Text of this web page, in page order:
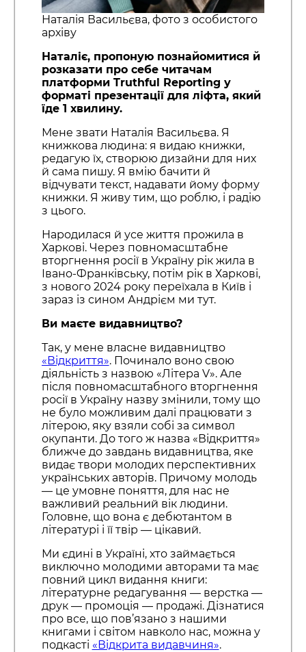
Наталія Васильєва, фото з особистого
архіву
Наталіє, пропоную познайомитися й
розказати про себе читачам
платформи Truthful Reporting у
форматі презентації для ліфта, який
їде 1 хвилину.
Мене звати Наталія Васильєва. Я
книжкова людина: я видаю книжки,
редагую їх, створюю дизайни для них
й сама пишу. Я вмію бачити й
відчувати текст, надавати йому форму
книжки. Я живу тим, що роблю, і радію
з цього.
Народилася й усе життя прожила в
Харкові. Через повномасштабне
вторгнення росії в Україну рік жила в
Івано-Франківську, потім рік в Харкові,
з нового 2024 року переїхала в Київ і
зараз із сином Андрієм ми тут.
Ви маєте видавництво?
Так, у мене власне видавництво
«Відкриття». Починало воно свою
діяльність з назвою «Літера V». Але
після повномасштабного вторгнення
росії в Україну назву змінили, тому що
не було можливим далі працювати з
літерою, яку взяли собі за символ
окупанти. До того ж назва «Відкриття»
ближче до завдань видавництва, яке
видає твори молодих перспективних
українських авторів. Причому молодь
— це умовне поняття, для нас не
важливий реальний вік людини.
Головне, що вона є дебютантом в
літературі і її твір — цікавий.
Ми єдині в Україні, хто займається
виключно молодими авторами та має
повний цикл видання книги:
літературне редагування — верстка —
друк — промоція — продажі. Дізнатися
про все, що пов’язано з нашими
книгами і світом навколо нас, можна у
подкасті «Відкрита видавчиня».